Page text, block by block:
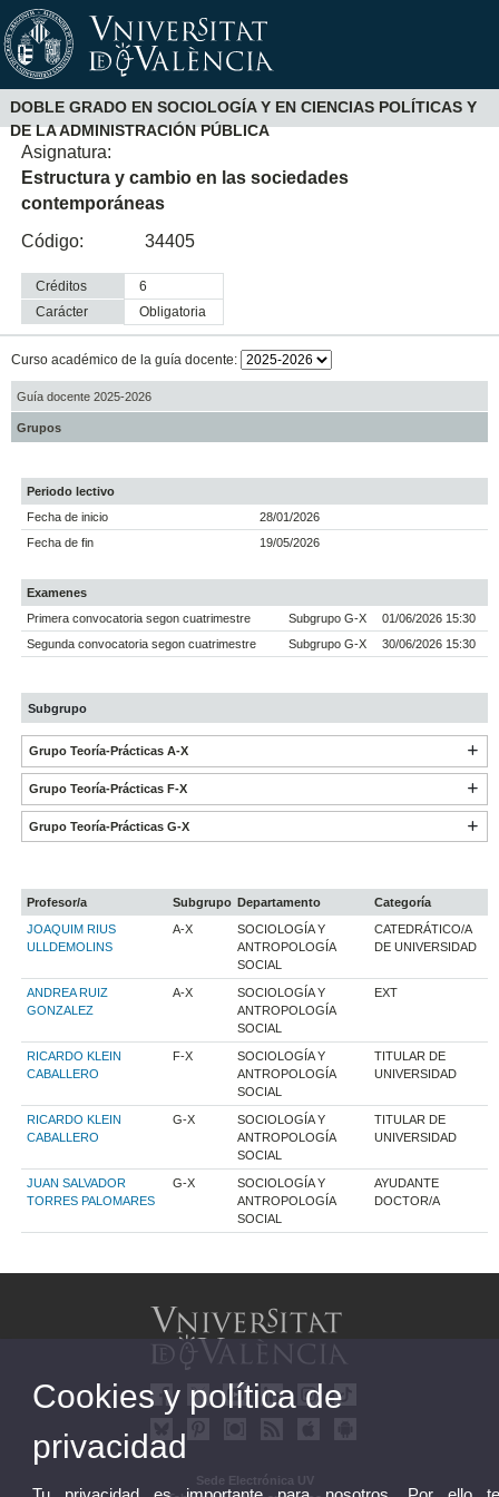
DOBLE GRADO EN SOCIOLOGÍA Y EN CIENCIAS POLÍTICAS Y
DE LA ADMINISTRACIÓN PÚBLICA
Asignatura:
Estructura y cambio en las sociedades
contemporáneas
Código:
34405
Créditos
6
Carácter
obligatoria
Curso académico de la guía docente:
Guía docente 2025-2026
Grupos
Periodo lectivo
Fecha de inicio
28/01/2026
Fecha de fin
19/05/2026
Examenes
Primera convocatoria segon cuatrimestre
Subgrupo G-X
01/06/2026 15:30
Segunda convocatoria segon cuatrimestre
Subgrupo G-X 30/06/2026 15:30
Subgrupo
Grupo Teoría-Prácticas A-X
Grupo Teoría-Prácticas F-X
Grupo Teoría-Prácticas G-X
Profesor/a Subgrupo Departamento
Categoría
JOAQUIM RIUS
ULLDEMOLINS
A-X
SOCIOLOGÍA Y
ANTROPOLOGÍA
SOCIAL
CATEDRÁTICO/A
DE UNIVERSIDAD
ANDREA RUIZ
GONZALEZ
A-X
SOCIOLOGÍA Y
ANTROPOLOGÍA
SOCIAL
EXT
RICARDO KLEIN
CABALLERO
F-X
SOCIOLOGÍA Y
ANTROPOLOGÍA
SOCIAL
TITULAR DE
UNIVERSIDAD
RICARDO KLEIN
CABALLERO
G-X
SOCIOLOGÍA Y
ANTROPOLOGÍA
SOCIAL
TITULAR DE
UNIVERSIDAD
JUAN SALVADOR
TORRES PALOMARES
G-X
SOCIOLOGÍA Y
ANTROPOLOGÍA
SOCIAL
AYUDANTE
DOCTOR/A
Sede Electrónica UV
Cookies y política de
privacidad